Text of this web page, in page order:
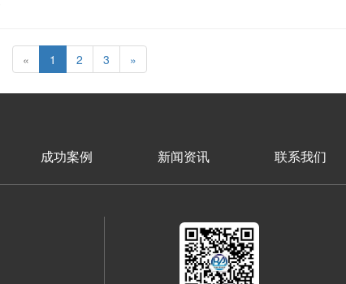
« 1 2 3 »
成功案例 新闻资讯 联系我们